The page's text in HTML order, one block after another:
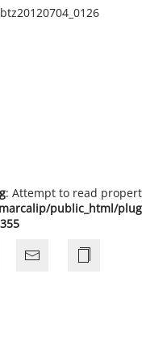
: Attempt to read
public_html/
355